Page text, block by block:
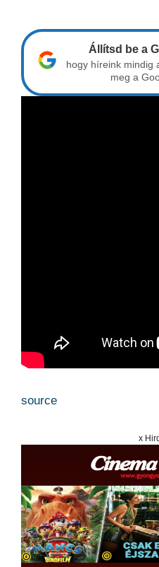
Állítsd be a
hogy híreink mindig
meg a
source
x